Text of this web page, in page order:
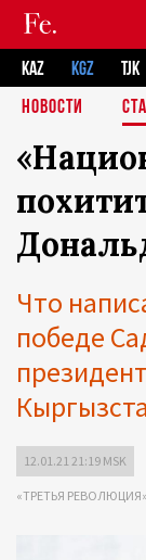
KAZ KGZ TJK
НОВОСТИ
Что
победе
12.01.21 21:19 MSK
«ТРЕТЬЯ